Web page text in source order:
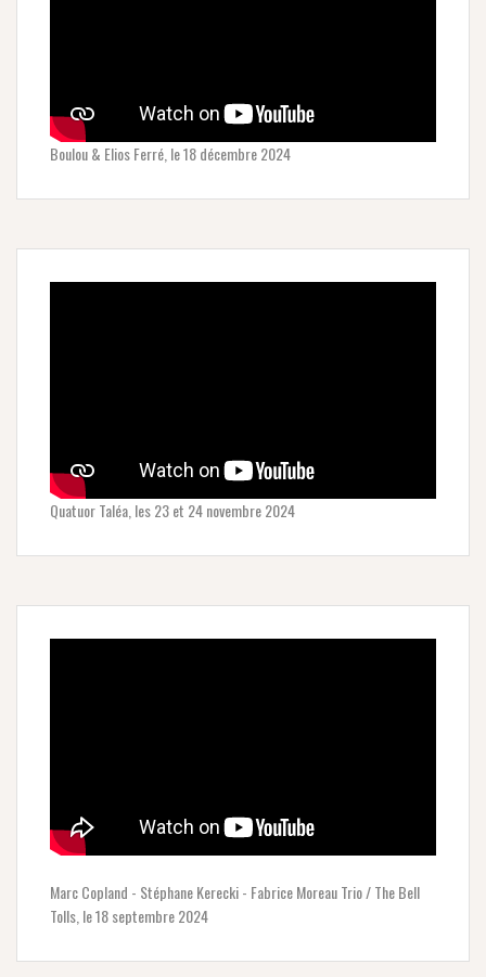
Boulou & Elios Ferré, le 18 décembre 2024
Quatuor Taléa, les 23 et 24 novembre 2024
Marc Copland - Stéphane Kerecki - Fabrice Moreau Trio / The Bell
Tolls, le 18 septembre 2024